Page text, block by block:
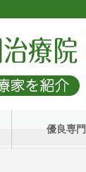
優良専